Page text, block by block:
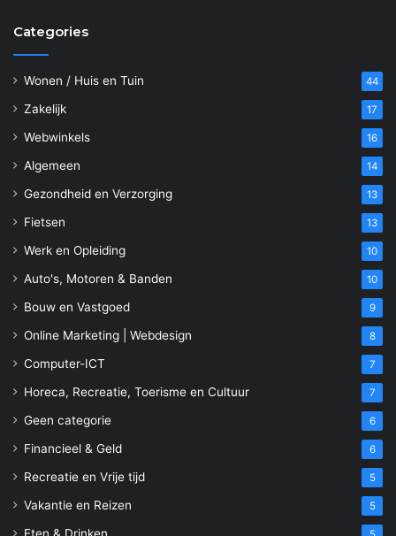
Categories
Wonen / Huis en Tuin 44
Zakelijk 17
Webwinkels 16
Algemeen 14
Gezondheid en Verzorging 13
Fietsen 13
Werk en Opleiding 10
Auto's, Motoren & Banden 10
Bouw en Vastgoed 9
Online Marketing | Webdesign 8
Computer-ICT 7
Horeca, Recreatie, Toerisme en Cultuur 7
Geen categorie 6
Financieel & Geld 6
Recreatie en Vrije tijd 5
Vakantie en Reizen 5